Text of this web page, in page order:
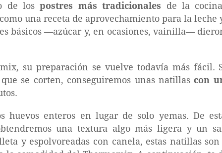
de lospostres más tradicionales de la
una receta de aprovechamiento para la leche
básicos —azúcar y, en ocasiones, vainilla—
su preparación se vuelve todavía más fácil.
se corten, conseguiremos unas natillas con
huevos enteros en lugar de solo yemas. De
una textura algo más ligera y un
y espolvoreadas con canela, estas natillas